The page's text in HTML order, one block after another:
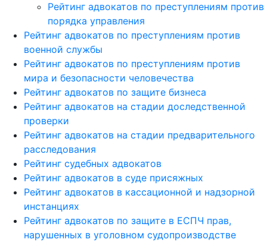
Рейтинг адвокатов по преступлениям против
порядка управления
Рейтинг адвокатов по преступлениям против
военной службы
Рейтинг адвокатов по преступлениям против
мира и безопасности человечества
Рейтинг адвокатов по защите бизнеса
Рейтинг адвокатов на стадии доследственной
проверки
Рейтинг адвокатов на стадии предварительного
расследования
Рейтинг судебных адвокатов
Рейтинг адвокатов в суде присяжных
Рейтинг адвокатов в кассационной и надзорной
инстанциях
Рейтинг адвокатов по защите в ЕСПЧ прав,
нарушенных в уголовном судопроизводстве